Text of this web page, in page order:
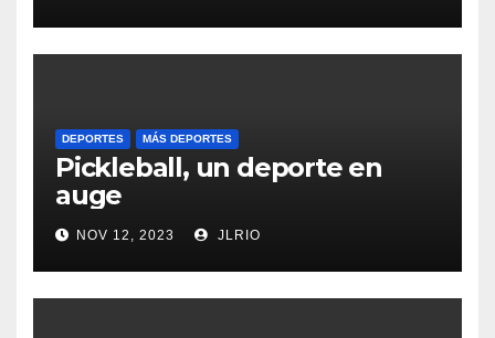
DEPORTES MÁS DEPORTES
Pickleball, un deporte en
auge
NOV 12, 2023 JLRIO